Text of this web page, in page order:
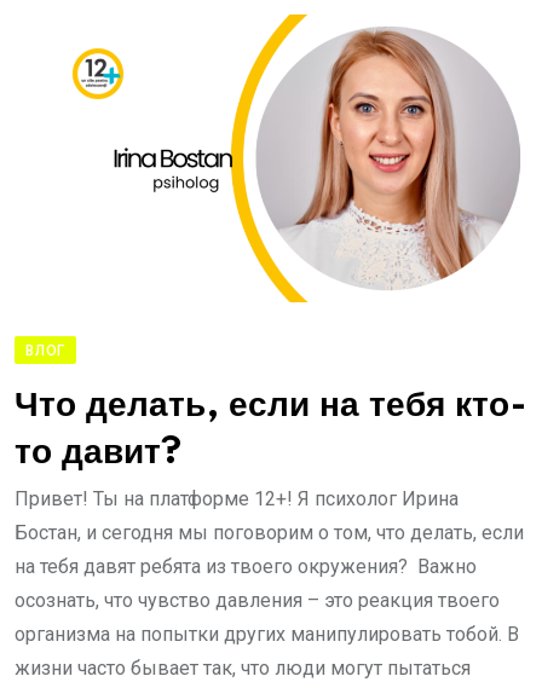
ВЛОГ
Что делать, если на тебя кто-
то давит?
Привет! Ты на платформе 12+! Я психолог Ирина
Бостан, и сегодня мы поговорим о том, что делать, если
на тебя давят ребята из твоего окружения? Важно
осознать, что чувство давления – это реакция твоего
организма на попытки других манипулировать тобой. В
жизни часто бывает так, что люди могут пытаться